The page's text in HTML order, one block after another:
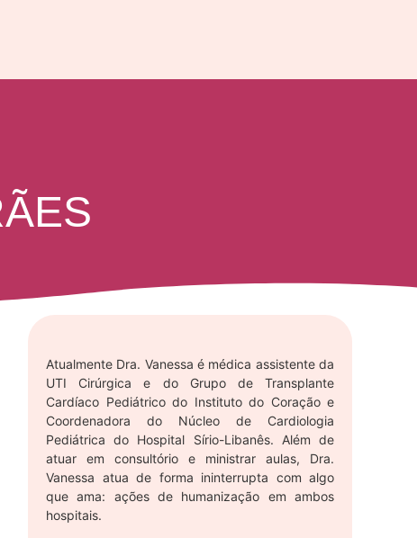
Atualmente Dra. Vanessa é médica assistente da
UTI Cirúrgica e do Grupo de Transplante
Cardíaco Pediátrico do Instituto do Coração e
Coordenadora do Núcleo de Cardiologia
Pediátrica do Hospital Sírio-Libanês. Além de
atuar em consultório e ministrar aulas, Dra.
Vanessa atua de forma ininterrupta com algo
que ama: ações de humanização em ambos
hospitais.